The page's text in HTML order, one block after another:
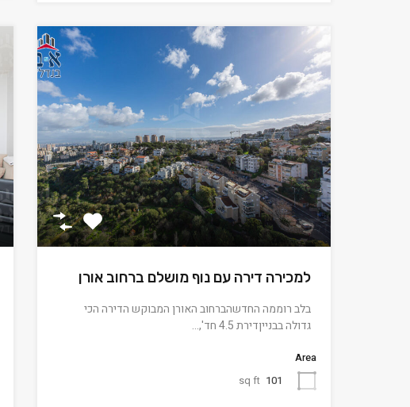
למכירה דירה עם נוף מושלם ברחוב אורן
בלב רוממה החדשהברחוב האורן המבוקש הדירה הכי
גדולה בבנייןדירת 4.5 חד',…
Area
101
sq ft